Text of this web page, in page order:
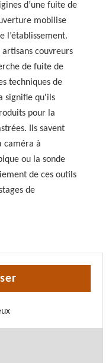
d’une fuite de
mobilise
l’établissement.
couvreurs
de fuite de
techniques de
signifie qu'ils
pour la
Ils savent
caméra à
ou la sonde
de ces outils
de